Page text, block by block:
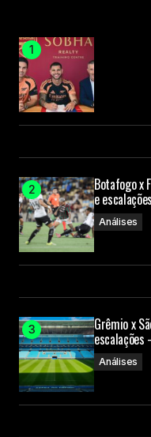
Botafogo x
e
Análises
Grêmio x
Análises